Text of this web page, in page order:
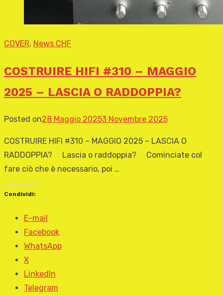
COVER, News CHF
COSTRUIRE HIFI #310 – MAGGIO
2025 – LASCIA O RADDOPPIA?
Posted on28 Maggio 20253 Novembre 2025
COSTRUIRE HIFI #310 – MAGGIO 2025 – LASCIA O
RADDOPPIA? Lascia o raddoppia? Cominciate col
fare ciò che è necessario, poi …
Condividi:
E-mail
Facebook
WhatsApp
X
LinkedIn
Telegram